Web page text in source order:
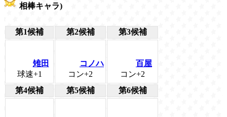
相棒キャラ)
第1候補 第2候補 第3候補
雉田
球速+1
コノハ
コン+2
百屋
コン+2
第4候補
第5候補 第6候補